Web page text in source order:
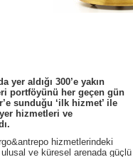
yer aldığı 300’e yakın
portföyünü her geçen gün
sunduğu ‘ilk hizmet’ ile
hizmetleri ve
hizmetlerindeki
ve küresel arenada güçlü